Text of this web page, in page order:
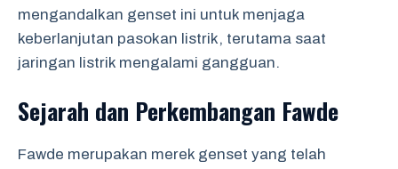
mengandalkan genset ini untuk menjaga
keberlanjutan pasokan listrik, terutama saat
jaringan listrik mengalami gangguan.
Sejarah dan Perkembangan Fawde
Fawde merupakan merek genset yang telah